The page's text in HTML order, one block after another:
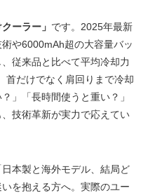
クーラー」 です。2025年最新
や6000mAh超の大容量バッ
従来品と比べて平均冷却力
首だけでなく肩回りまで冷却
」「長時間使うと重い？」
技術革新が実力で応えてい
本製と海外モデル、結局ど
を抱える方へ。実際のユー